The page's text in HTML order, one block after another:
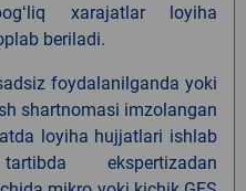
xarajatlar loyiha
beriladi.
foydalanilganda yoki
shartnomasi imzolangan
loyiha hujjatlari ishlab
ekspertizadan